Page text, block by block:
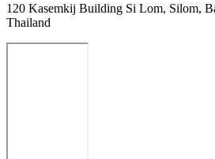
120 Kasemkij Building Si Lom, Silom,
Thailand